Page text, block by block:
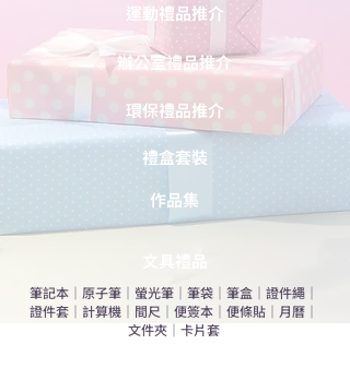
運動禮品推介
辦公室禮品推介
環保禮品推介
禮盒套裝
作品集
​文具禮品
筆記本 ｜ 原子筆 ｜ 螢光筆 ｜ 筆袋 ｜ 筆盒 ｜ 證件繩 ｜
證件套 ｜ 計算機 ｜ 間尺 ｜ 便簽本 ｜ 便條貼 ｜ 月曆 ｜
文件夾 ｜ 卡片套